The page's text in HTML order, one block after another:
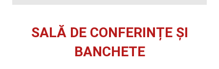
SALĂ DE CONFERINȚE ȘI
BANCHETE